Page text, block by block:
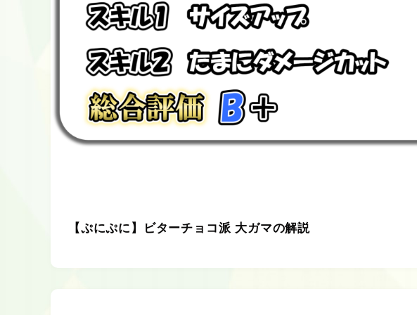
【ぷにぷに】ビターチョコ派 大ガマの解説